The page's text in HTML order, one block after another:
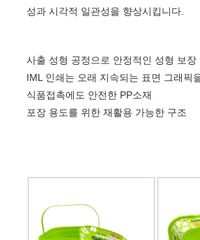
성과 시각적 일관성을 향상시킵니다.
사출 성형 공정으로 안정적인 성형 보장
IML 인쇄는 오래 지속되는 표면 그래픽
식품접촉에도 안전한 PP소재
포장 용도를 위한 재활용 가능한 구조